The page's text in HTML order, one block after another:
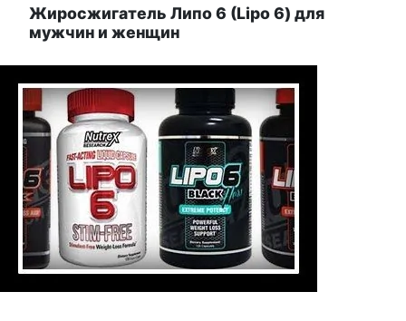
Жиросжигатель Липо 6 (Lipo 6) для
мужчин и женщин